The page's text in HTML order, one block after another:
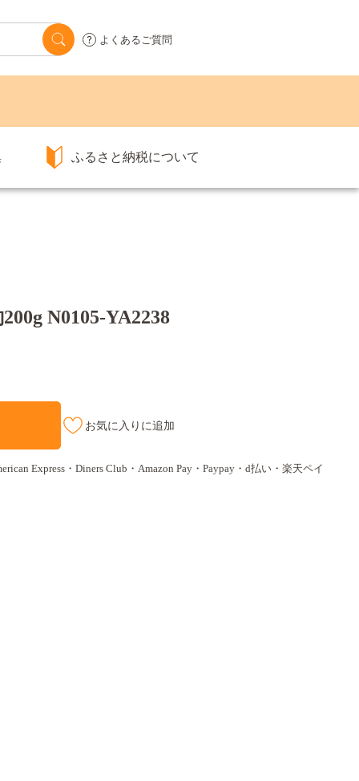
よくあるご質問
ふるさと納税について
N0105-YA2238
お気に入りに追加
Express・Diners Club・Amazon Pay・Paypay・d払い・楽天ペイ